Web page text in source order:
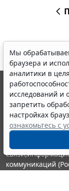
Мы
браузера и
аналитики в
исследований и
запретить
настройках
ознакомьтесь с
© ООО "НПП
выпускается с
являются
информации
Портал
издания
коммуникаций